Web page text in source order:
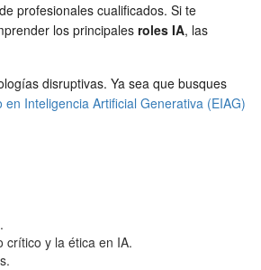
profesionales cualificados. Si te
los principales roles IA, las
disruptivas. Ya sea que busques
en Inteligencia Artificial Generativa (EIAG)
crítico y la ética en IA.